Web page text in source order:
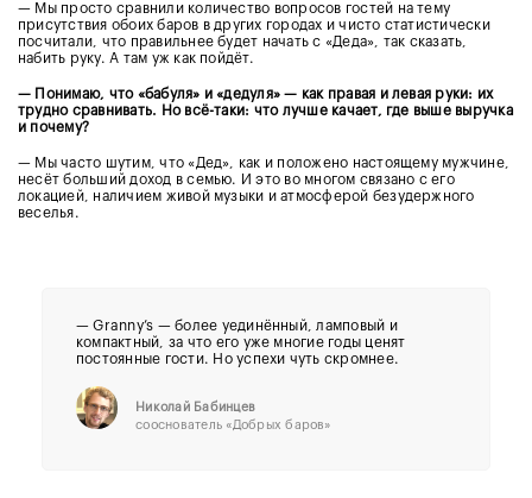
— Мы просто сравнили количество вопросов гостей на тему
присутствия обоих баров в других городах и чисто статистически
посчитали, что правильнее будет начать с «Деда», так сказать,
набить руку. А там уж как пойдёт.
— Понимаю, что «бабуля» и «дедуля» — как правая и левая руки: их
трудно сравнивать. Но всё-таки: что лучше качает, где выше выручка
и почему?
— Мы часто шутим, что «Дед», как и положено настоящему мужчине,
несёт больший доход в семью. И это во многом связано с его
локацией, наличием живой музыки и атмосферой безудержного
веселья.
—Granny’s — более уединённый, ламповый и
компактный, за что его уже многие годы ценят
постоянные гости. Но успехи чуть скромнее.
Николай Бабинцев
сооснователь «Добрых баров»